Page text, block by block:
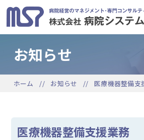
お知らせ
ホーム お知らせ 医療機器整備支
医療機器整備支援業務